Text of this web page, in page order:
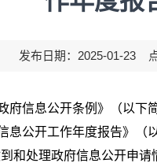
发布日期：2025-01-23 点
信息公开条例》（以下
息公开工作年度报告》（
和处理政府信息公开申